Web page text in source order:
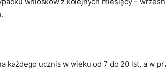
każdego ucznia w wieku od 7 do 20 lat, a w